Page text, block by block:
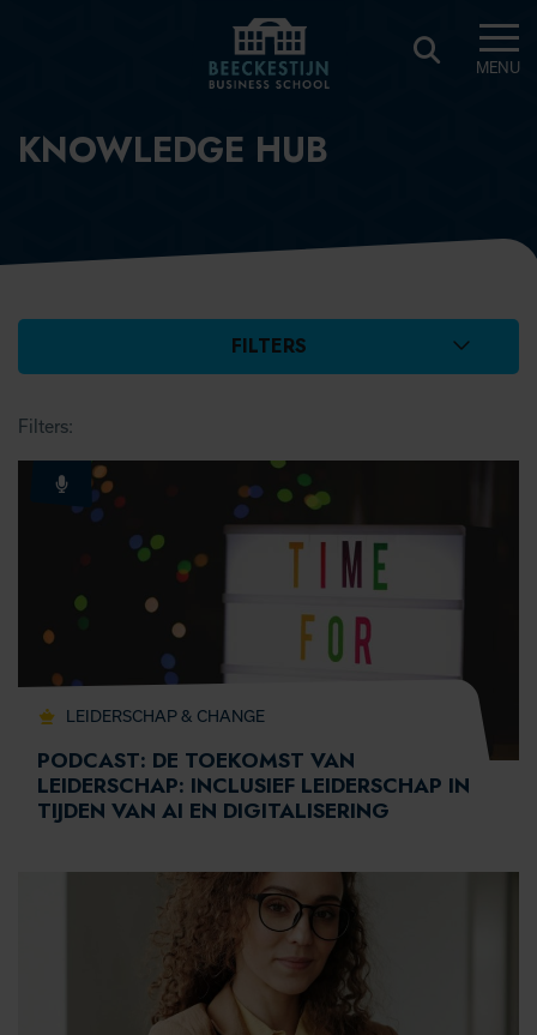
BEECKESTIJN
KNOWLEDGE
MENU
KNOWLEDGE HUB
FILTERS FILTERS
Filters:
LEIDERSCHAP & CHANGE
PODCAST: DE TOEKOMST VAN
LEIDERSCHAP: INCLUSIEF LEIDERSCHAP IN
TIJDEN VAN AI EN DIGITALISERING